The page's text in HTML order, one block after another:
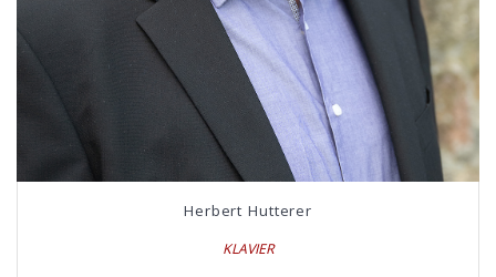
Herbert Hutterer
KLAVIER